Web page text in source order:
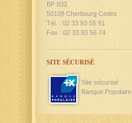
BP 832
50108 Cherbourg Cedex
Tél. : 02 33 93 55 91
Fax : 02 33 93 56 74
SITE SÉCURISÉ
Site sécurisé
Banque Populaire